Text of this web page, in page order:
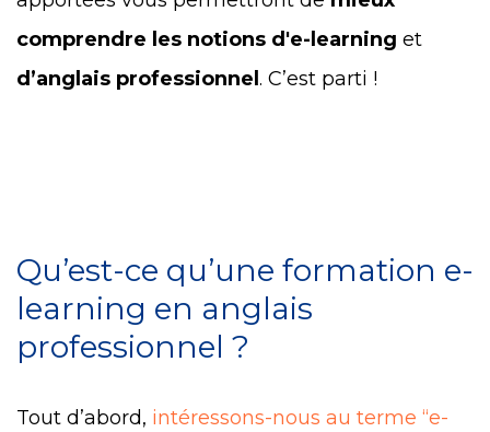
comprendre les notions d'e-learning et
d’anglais professionnel. C’est parti !
Qu’est-ce qu’une formation e-
learning en anglais
professionnel ?
Tout d’abord, intéressons-nous au terme “e-